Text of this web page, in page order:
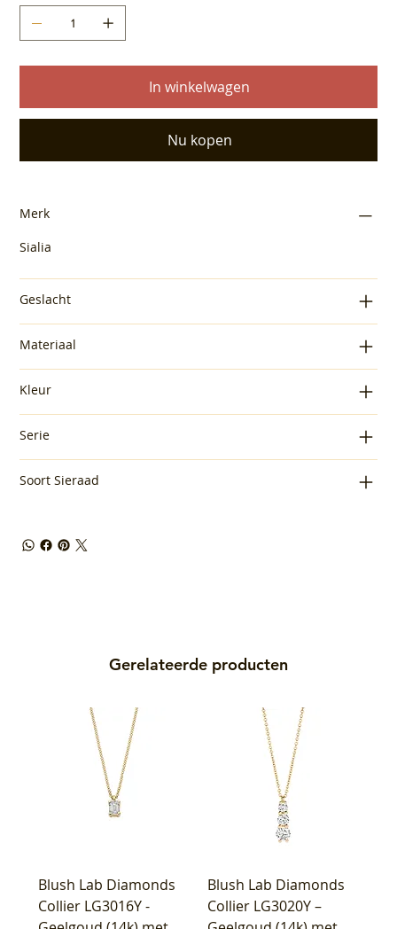
In winkelwagen
Nu kopen
Merk
Sialia
Geslacht
Materiaal
Kleur
Serie
Soort Sieraad
Gerelateerde producten
Blush Lab Diamonds
Collier LG3016Y -
Blush Lab Diamonds
Collier LG3020Y –